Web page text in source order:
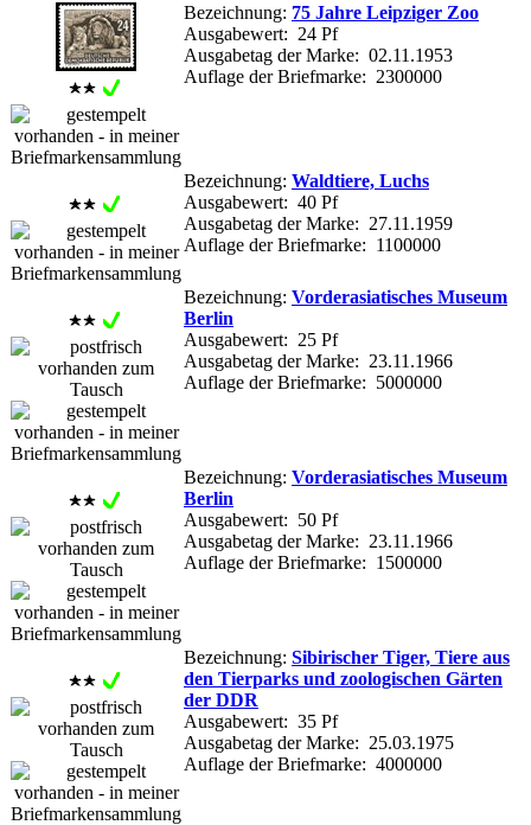
Bezeichnung: 75 Jahre Leipziger Zoo
Ausgabewert: 24 Pf
Ausgabetag der Marke: 02.11.1953
Auflage der Briefmarke: 2300000
Bezeichnung: Waldtiere, Luchs
Ausgabewert: 40 Pf
Ausgabetag der Marke: 27.11.1959
Auflage der Briefmarke: 1100000
Bezeichnung: Vorderasiatisches Museum
Berlin
Ausgabewert: 25 Pf
Ausgabetag der Marke: 23.11.1966
Auflage der Briefmarke: 5000000
Bezeichnung: Vorderasiatisches Museum
Berlin
Ausgabewert: 50 Pf
Ausgabetag der Marke: 23.11.1966
Auflage der Briefmarke: 1500000
Bezeichnung: Sibirischer Tiger, Tiere aus
den Tierparks und zoologischen Gärten
der DDR
Ausgabewert: 35 Pf
Ausgabetag der Marke: 25.03.1975
Auflage der Briefmarke: 4000000